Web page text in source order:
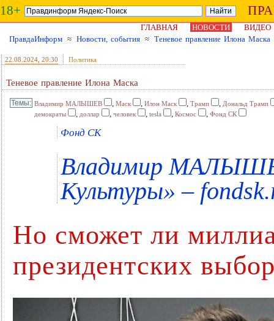
18+
ГЛАВНАЯ НОВОСТИ
ВИДЕО
ПравдаИнформ ≈ Новости, события ≈ Теневое правление Илона Маска
22.08.2024 , 20:30 Политика
Теневое правление Илона Маска
Владимир МАЛЫШЕВ , Маск , Илон Маск , Трамп , Дональд Трамп
демократы
, доллар , человек , tesla , Космос , Фонд СК
Фонд СК
Владимир
Культуры» –
Но сможет ли
президентских